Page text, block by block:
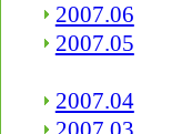
2007.06
2007.05
2007.04